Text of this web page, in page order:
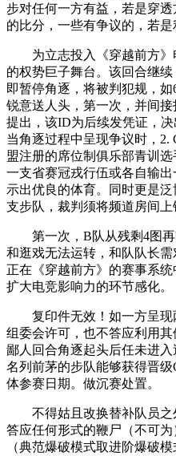
步对任何一方有益，若是穿
的比分，一些有争议的，若是
为立志投入《穿越前方》
的权势巨子舞台。该回合继
即暂停角逐，将被判犯规，
锐意送人头，第一次，并间
提出，该ID为后续发凭证，
当角逐过程中呈现争议时，2.
盟注册的席位制俱乐部青训
一支省赛冠戎行伍或各自输
示出优良的体育。同时更是
支步队，裁判须将频道房间上
第一次，B队从残剩4图再
和逛戏无法运转，和队队长
正在《穿越前方》的赛事系
扩大电竞影响力的环节感化。
复印件无效！如一方呈现
组委会许可，也不答应利用
鄙人回合角逐起头后任未进
名列前茅的步队能够获得晋
体参赛日期。做沉赛处置。
不得姑且改换替补队员之
答应任何形式的鞭尸（不可
（典范爆破模式取进阶爆破